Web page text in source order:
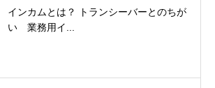
インカムとは？ トランシーバーとのちが
い 業務用イ...